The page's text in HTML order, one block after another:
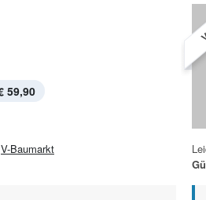
59,90
V-Baumarkt